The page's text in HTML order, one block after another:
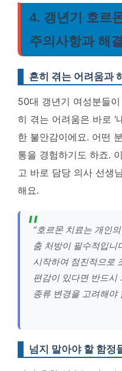
4. 갱년기 호르
주의사항과 해
흔히 겪는 어려움과
50대 갱년기 여성분들
히 겪는 어려움은 바로 ‘
한 불안감이에요. 어떤
통을 경험하기도 하죠.
고 바로 담당 의사 선생
해요.
“호르몬 치료는 개인
춤 처방이 필수적입니
시작하여 점진적으로
편감이 있다면 반드시
종류 변경을 고려해야
넘지 말아야 할 함정